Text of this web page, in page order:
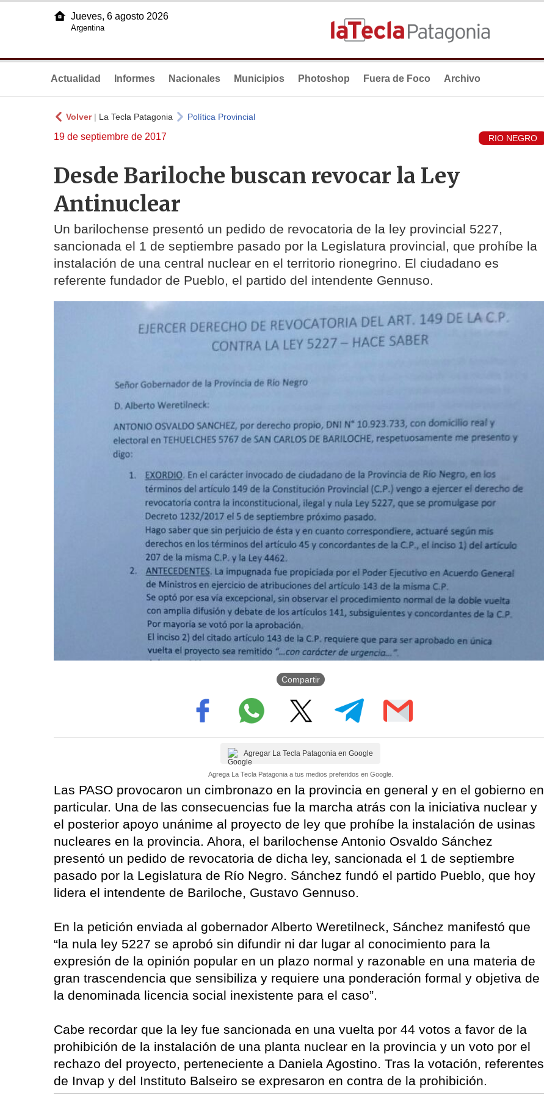
Jueves, 6 agosto 2026
Argentina
Actualidad Informes Nacionales Municipios Photoshop Fuera de Foco Archivo
Volver| La Tecla Patagonia Política Provincial
19 de septiembre de 2017 RIO NEGRO
Desde Bariloche buscan revocar la Ley
Antinuclear
Un barilochense presentó un pedido de revocatoria de la ley provincial 5227,
sancionada el 1 de septiembre pasado por la Legislatura provincial, que prohíbe la
instalación de una central nuclear en el territorio rionegrino. El ciudadano es
referente fundador de Pueblo, el partido del intendente Gennuso.
Compartir
Agregar La Tecla Patagonia en Google
Agrega La Tecla Patagonia a tus medios preferidos en Google.
Las PASO provocaron un cimbronazo en la provincia en general y en el gobierno en
particular. Una de las consecuencias fue la marcha atrás con la iniciativa nuclear y
el posterior apoyo unánime al proyecto de ley que prohíbe la instalación de usinas
nucleares en la provincia. Ahora, el barilochense Antonio Osvaldo Sánchez
presentó un pedido de revocatoria de dicha ley, sancionada el 1 de septiembre
pasado por la Legislatura de Río Negro. Sánchez fundó el partido Pueblo, que hoy
lidera el intendente de Bariloche, Gustavo Gennuso.
En la petición enviada al gobernador Alberto Weretilneck, Sánchez manifestó que
“la nula ley 5227 se aprobó sin difundir ni dar lugar al conocimiento para la
expresión de la opinión popular en un plazo normal y razonable en una materia de
gran trascendencia que sensibiliza y requiere una ponderación formal y objetiva de
la denominada licencia social inexistente para el caso”.
Cabe recordar que la ley fue sancionada en una vuelta por 44 votos a favor de la
prohibición de la instalación de una planta nuclear en la provincia y un voto por el
rechazo del proyecto, perteneciente a Daniela Agostino. Tras la votación, referentes
de Invap y del Instituto Balseiro se expresaron en contra de la prohibición.